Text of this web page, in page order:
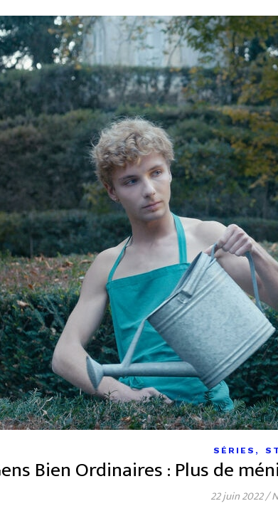
SÉRIES ,
Bien Ordinaires : Plus de
22 juin 2022/